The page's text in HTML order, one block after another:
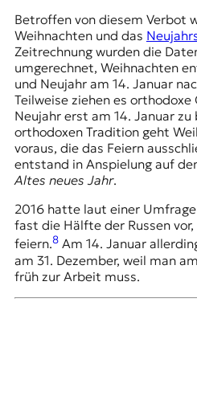
Betroffen von diesem Verbot
Weihnachten und das
Zeitrechnung wurden die
umgerechnet, Weihnachten
und Neujahr am 14. Januar
Teilweise ziehen es orthodoxe
Neujahr erst am 14. Januar zu
orthodoxen Tradition geht
voraus, die das Feiern
entstand in Anspielung auf
Altes neues Jahr.
2016 hatte laut einer
fast die Hälfte der Russen
feiern.8Am 14. Januar
am 31. Dezember, weil man
früh zur Arbeit muss.